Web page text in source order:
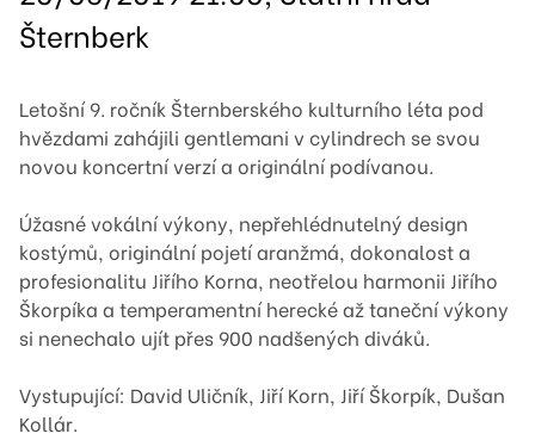
Šternberk
Letošní 9. ročník Šternberského kulturního léta pod
hvězdami zahájili gentlemani v cylindrech se svou
novou koncertní verzí a originální podívanou.
Úžasné vokální výkony, nepřehlédnutelný design
kostýmů, originální pojetí aranžmá, dokonalost a
profesionalitu Jiřího Korna, neotřelou harmonii Jiřího
Škorpíka a temperamentní herecké až taneční výkony
si nenechalo ujít přes 900 nadšených diváků.
Vystupující: David Uličník, Jiří Korn, Jiří Škorpík, Dušan
Kollár.